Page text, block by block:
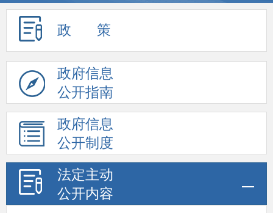
政 策
政府信息
公开指南
政府信息
公开制度
法定主动
公开内容